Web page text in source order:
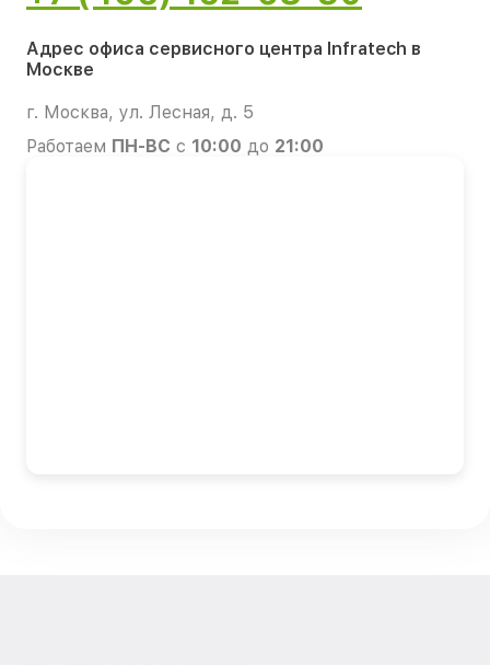
Адрес офиса сервисного центра Infratech в
Москве
г. Москва, ул. Лесная, д. 5
Работаем ПН-ВС с 10:00 до 21:00